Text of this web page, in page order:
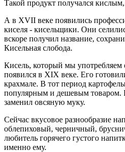
Такой продукт получался
А в XVII веке появились
киселя - кисельщики. Они
вскоре получил название,
Кисельная слобода.
Кисель, который мы употребляем
появился в XIX веке. Его
крахмале. В тот период
популярным и дешевым товаром.
заменил овсяную муку.
Сейчас вкусовое разнообразие
облепиховый, черничный,
любитель горячего густого
именно ему.